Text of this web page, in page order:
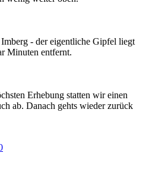
- der eigentliche Gipfel liegt
Minuten entfernt.
Erhebung statten wir einen
ab. Danach gehts wieder zurück